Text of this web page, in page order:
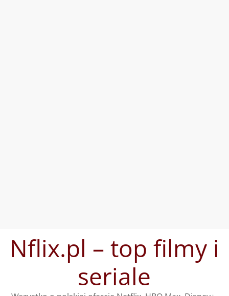
treściNflix.pl – top filmy i
seriale